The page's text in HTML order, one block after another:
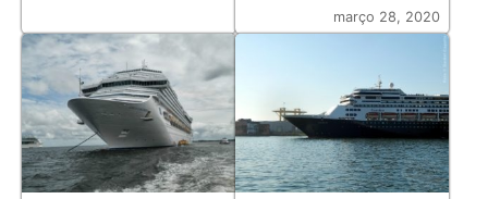
março 28, 2020